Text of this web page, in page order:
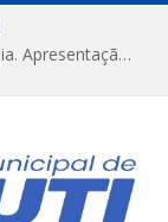
FESTRIBAL 2026 – No Coração da Amazônia. Apresentação da Munduruku.